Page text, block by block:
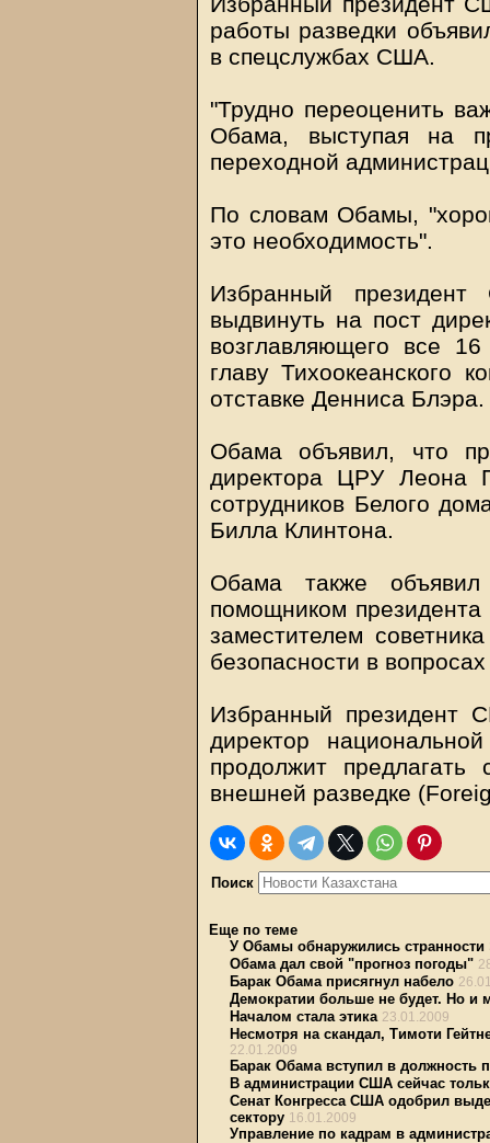
работы разведки
в спецслужбах США.
"Трудно переоценить
Обама, выступая на
переходной
По словам Обамы,
это необходимость".
Избранный
выдвинуть на пост
возглавляющего все
главу
отставке Денниса Блэра.
Обама объявил, что
директора ЦРУ Леона
сотрудников Белого
Билла Клинтона.
Обама также
помощником
заместителем
безопасности в
Избранный президент
директор
продолжит
внешней разведке
Поиск
Еще по теме
У Обамы обнаружились странности
Обама дал свой "прогноз погоды"
Барак Обама присягнул набело
Демократии больше не будет. Но и
Началом стала этика 23.01.2009
Несмотря на скандал, Тимоти
22.01.2009
Барак Обама вступил в должность
В администрации США сейчас
Сенат Конгресса США одобрил
сектору 16.01.2009
Управление по кадрам в